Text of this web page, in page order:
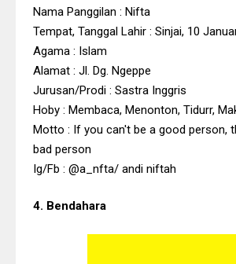
Nama Panggilan : Nifta
Tempat, Tanggal Lahir : Sinjai, 10
Agama : Islam
Alamat : Jl. Dg. Ngeppe
Jurusan/Prodi : Sastra Inggris
Hoby : Membaca, Menonton, Tidurr,
Motto : If you can't be a good person,
bad person
Ig/Fb : @a_nfta/ andi niftah
4. Bendahara